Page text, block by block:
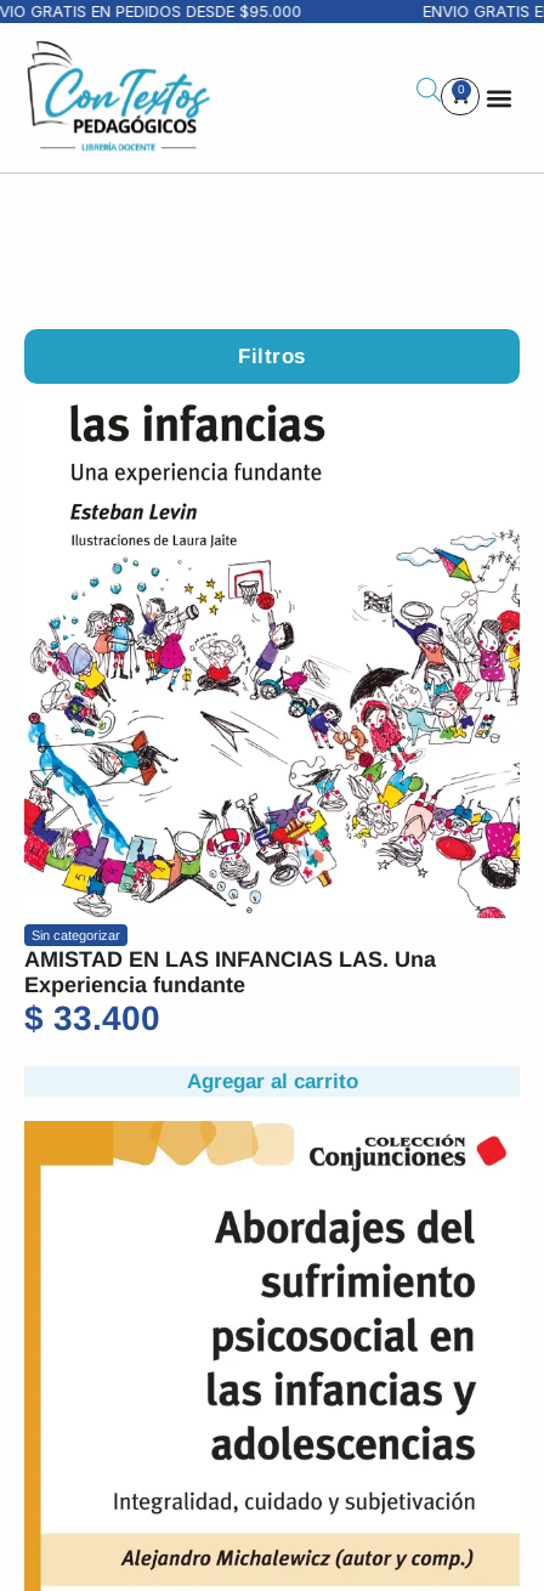
EN PEDIDOS DESDE $95.000 ENVIO GRATIS EN
0
Filtros
Sin categorizar
AMISTAD EN LAS INFANCIAS LAS. Una
Experiencia fundante
$ 33.400
Agregar al carrito